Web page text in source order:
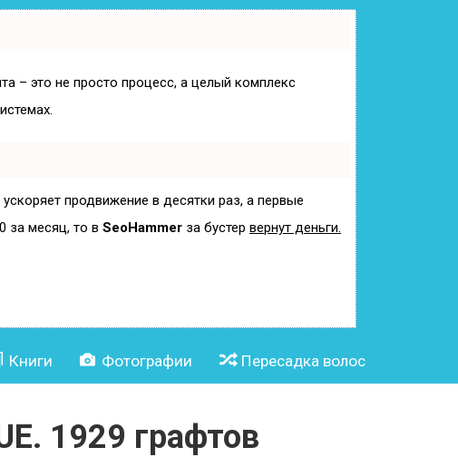
– это не просто процесс, а целый комплекс
ускоряет продвижение в десятки раз, а первые
за месяц, то в SeoHammer за бустер вернут деньги.
Книги Фотографии Пересадка волос
1929 графтов